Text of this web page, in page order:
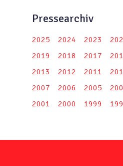
Pressearchiv
2025 2024 2023
2019
2018 2017
2013
2012 2011
2007
2006 2005
2001
2000 1999